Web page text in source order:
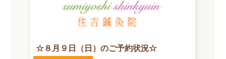
☆８月９日（日）のご予約状況☆